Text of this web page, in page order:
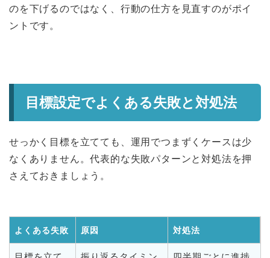
のを下げるのではなく、行動の仕方を見直すのがポイ
ントです。
目標設定でよくある失敗と対処法
せっかく目標を立てても、運用でつまずくケースは少
なくありません。代表的な失敗パターンと対処法を押
さえておきましょう。
よくある失敗 原因 対処法